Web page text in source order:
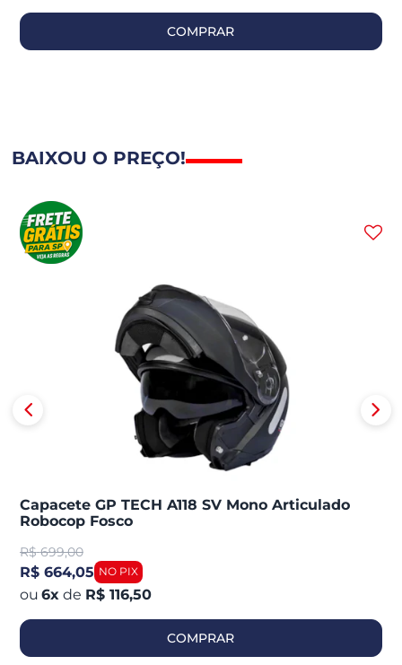
COMPRAR
BAIXOU O PREÇO!
Capacete GP TECH A118 SV Mono Articulado
Robocop Fosco
R$ 699,00
R$ 664,05
6x de R$ 116,50
COMPRAR